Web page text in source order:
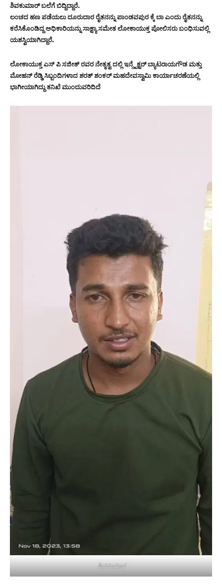
ಶಿವಕುಮಾರ್ ಬಲೆಗೆ ಬಿದ್ದಿದ್ದಾರೆ.
ಲಂಚದ ಹಣ ಪಡೆಯಲು ದೂರುದಾರ ರೈತನನ್ನು ಪಾಂಡವಪುರ ಕ್ಕೆ ಬಾ ಎಂದು ರೈತನನ್ನು
ಕರೆಸಿಕೊಂಡಿದ್ದ ಅಧಿಕಾರಿಯನ್ನು ಸಾಕ್ಷ್ಯಾ ಸಮೇತ ಲೋಕಾಯುಕ್ತ ಪೋಲಿಸರು ಬಂಧಿಸುವಲ್ಲಿ
ಯಶಸ್ವಿಯಾಗಿದ್ದಾರೆ.
ಲೋಕಾಯುಕ್ತ ಎಸ್ ಪಿ ಸಜೀತ್ ರವರ ನೇತೃತ್ವ ದಲ್ಲಿ ಇನ್ಸ್ಪೆಕ್ಟರ್ ಬ್ಯಾಟರಾಯಗೌಡ ಮತ್ತು
ಮೋಹನ್ ರೆಡ್ಡಿ ಸಿಬ್ಬಂದಿಗಳಾದ ಶರತ್ ಶಂಕರ್ ಮಹದೇವಸ್ವಾಮಿ ಕಾರ್ಯಾಚರಣೆಯಲ್ಲಿ
ಭಾಗೀಯಾಗಿದ್ದು ತನಿಖೆ ಮುಂದುವರಿದಿದೆ
ಶಿವಕುಮಾರ